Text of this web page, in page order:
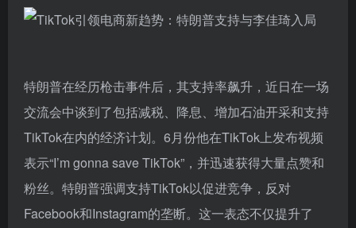
特朗普在经历枪击事件后，其支持率飙升，近日在一场
交流会中谈到了包括减税、降息、增加石油开采和支持
TikTok在内的经济计划。6月份他在TikTok上发布视频
表示“I’m gonna save TikTok”，并迅速获得大量点赞和
粉丝。特朗普强调支持TikTok以促进竞争，反对
Facebook和Instagram的垄断。这一表态不仅提升了